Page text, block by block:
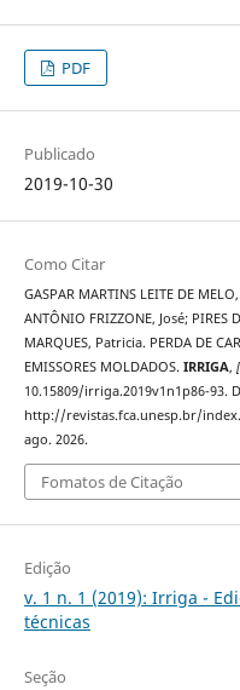
PDF
Publicado
2019-10-30
Como Citar
GASPAR MARTINS LEITE DE
ANTÔNIO FRIZZONE, José; PIRES
MARQUES, Patricia. PERDA DE
EMISSORES MOLDADOS. IRRIGA,
10.15809/irriga.2019v1n1p86-93.
http://revistas.fca.unesp.br/
ago. 2026.
Fomatos de Citação
Edição
v. 1 n. 1 (2019): Irriga -
técnicas
Seção